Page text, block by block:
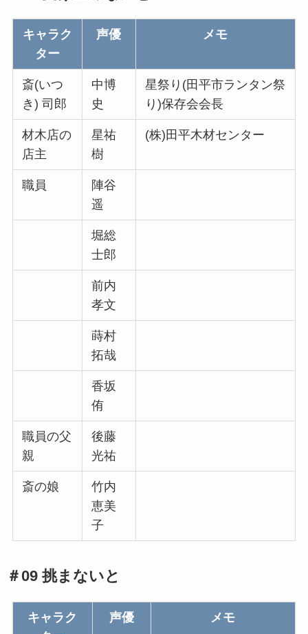
キャラク
ター
声優 メモ
斎(いつ
き) 司郎
中博
史
星祭り(田平市ランタン祭
り)保存会会長
材木店の
店主
星祐
樹
(株)田平木材センター
職員
陣谷
遥
堀総
士郎
前内
孝文
蒔村
拓哉
香坂
侑
職員の父
親
後藤
光祐
斎の娘
竹内
恵美
子
＃09 挑まないと
キャラク
声優 メモ